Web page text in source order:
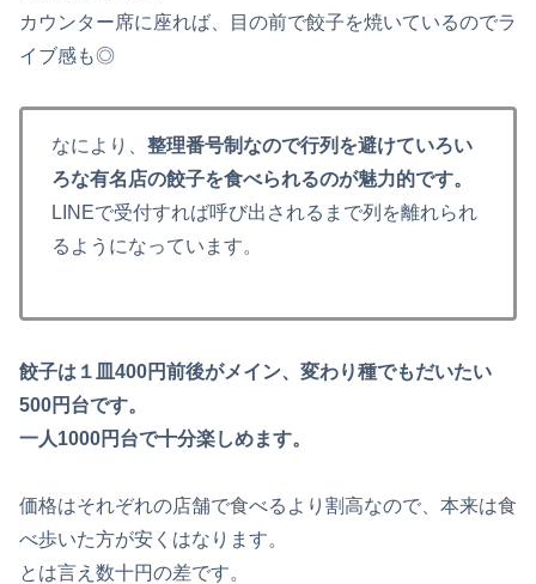
カウンター席に座れば、目の前で餃子を焼いているのでラ
イブ感も◎
なにより、 整理番号制なので行列を避けていろい
ろな有名店の餃子を食べられるのが魅力的です。
LINEで受付すれば呼び出されるまで列を離れられ
るようになっています。
餃子は１皿400円前後がメイン、変わり種でもだいたい
500円台です。
一人1000円台で十分楽しめます。
価格はそれぞれの店舗で食べるより割高なので、本来は食
べ歩いた方が安くはなります。
とは言え数十円の差です。